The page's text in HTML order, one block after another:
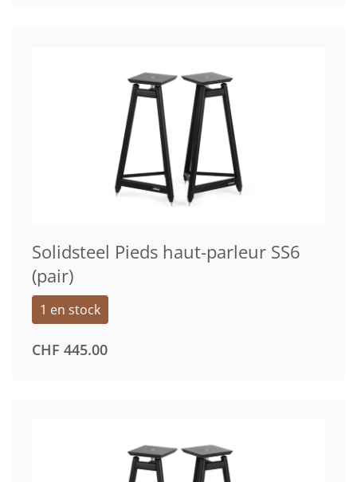
Solidsteel Pieds haut-parleur SS6
(pair)
1 en stock
CHF 445.00